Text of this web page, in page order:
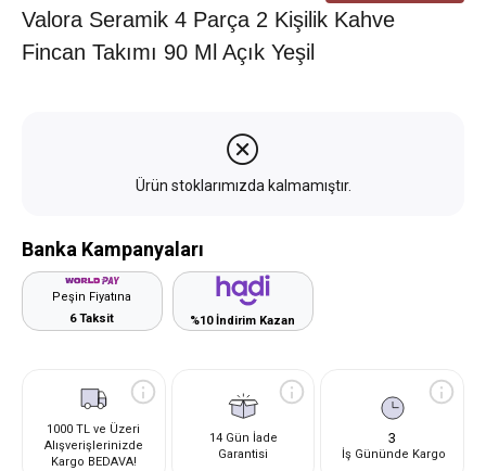
Valora Seramik 4 Parça 2 Kişilik Kahve
Fincan Takımı 90 Ml Açık Yeşil
Ürün stoklarımızda kalmamıştır.
Banka Kampanyaları
Peşin Fiyatına
6 Taksit
%10 İndirim Kazan
1000 TL ve Üzeri
Alışverişlerinizde
Kargo BEDAVA!
14 Gün İade
Garantisi
3
İş Gününde Kargo